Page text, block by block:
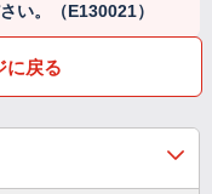
い。（E130021）
に戻る